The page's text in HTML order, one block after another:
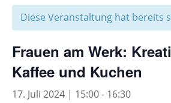
Diese Veranstaltung hat bereits
Frauen am Werk:
Kaffee und Kuchen
17. Juli 2024 | 15:00- 16:30